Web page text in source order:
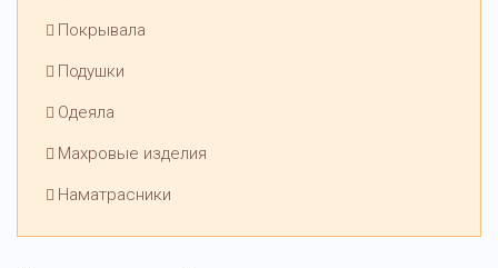
Покрывала
Подушки
Одеяла
Махровые изделия
Наматрасники